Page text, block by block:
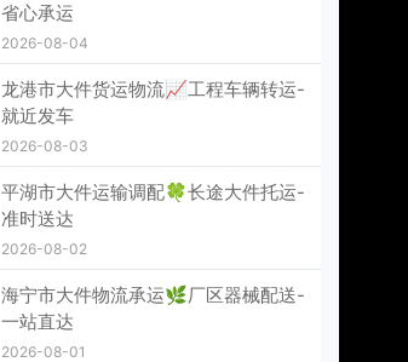
省心承运
2026-08-04
龙港市大件货运物流📈工程车辆转运-
就近发车
2026-08-03
平湖市大件运输调配🍀长途大件托运-
准时送达
2026-08-02
海宁市大件物流承运🌿厂区器械配送-
一站直达
2026-08-01